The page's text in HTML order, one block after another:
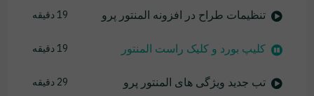
تنظیمات طراح در افزونه المنتور پرو 19 دقیقه
کلیپ بورد و کلیک راست المنتور 19 دقیقه
تب جدید ویژگی های المنتور پرو 29 دقیقه